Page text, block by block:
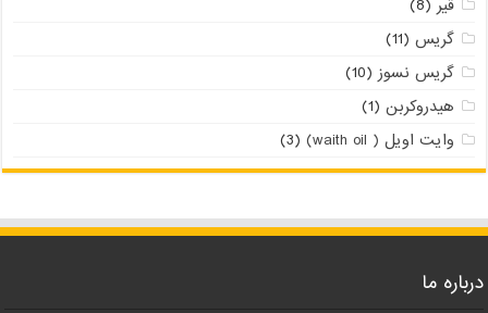
قیر (8)
گریس (11)
گریس نسوز (10)
هیدروکربن (1)
وایت اویل ( waith oil)
(3)
درباره ما